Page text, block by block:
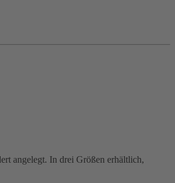
angelegt. In drei Größen erhältlich,